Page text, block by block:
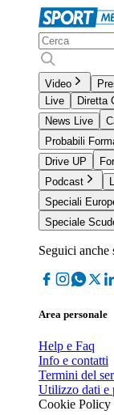
Video
Live
Diretta
News Live
Probabili
Drive UP
Podcast
Speciali
Speciale
Seguici anche
Area personale
Help e Faq
Info e contatti
Termini del
Utilizzo dati e
Cookie Policy